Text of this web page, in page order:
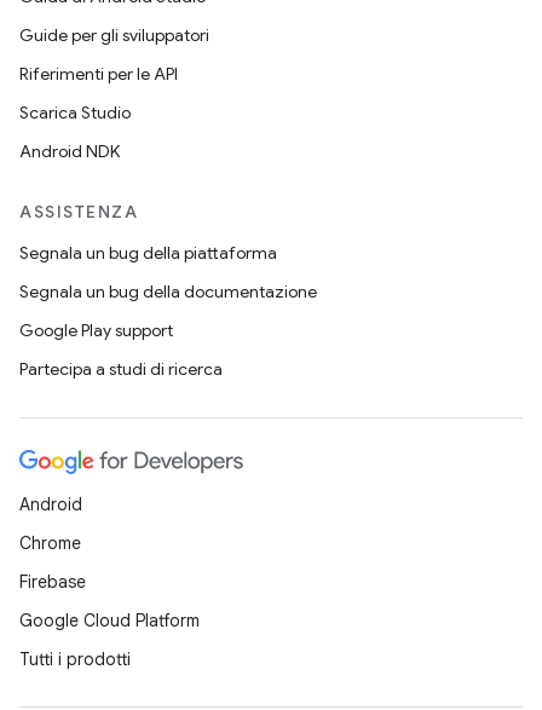
Guide per gli sviluppatori
Riferimenti per le API
Scarica Studio
Android NDK
ASSISTENZA
Segnala un bug della piattaforma
Segnala un bug della documentazione
Google Play support
Partecipa a studi di ricerca
Android
Chrome
Firebase
Google Cloud Platform
Tutti i prodotti